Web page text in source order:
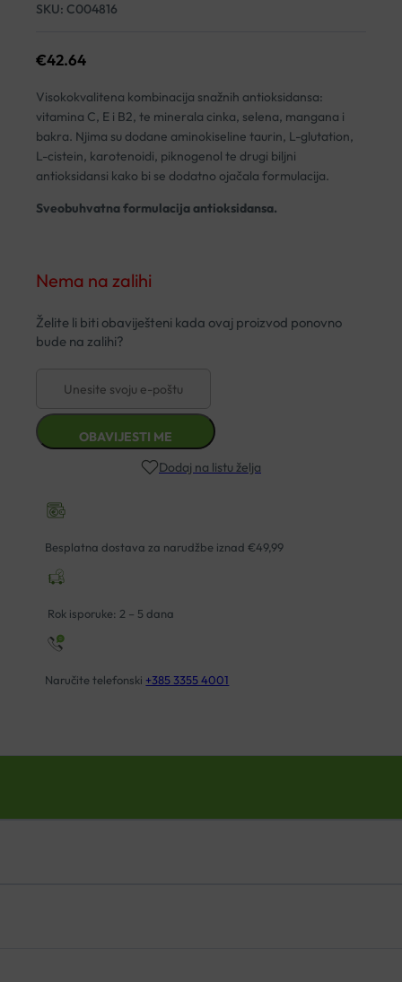
SKU: C004816
€42.64
Visokokvalitena kombinacija snažnih antioksidansa:
vitamina C, E i B2, te minerala cinka, selena, mangana i
bakra. Njima su dodane aminokiseline taurin, L-glutation,
L-cistein, karotenoidi, piknogenol te drugi biljni
antioksidansi kako bi se dodatno ojačala formulacija.
Sveobuhvatna formulacija antioksidansa.
Nema na zalihi
Dodaj na listu želja
Besplatna dostava za narudžbe iznad €49,99
Rok isporuke: 2 – 5 dana
Naručite telefonski +385 3355 4001